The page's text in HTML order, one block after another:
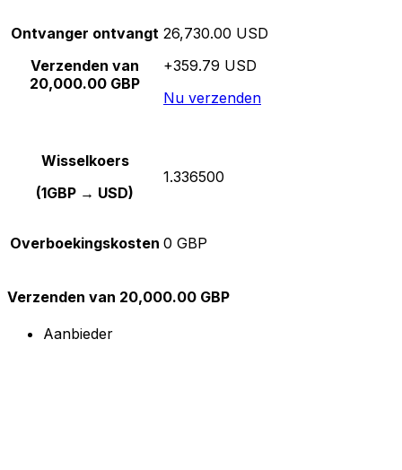
Ontvanger ontvangt
Verzenden van
20,000.00 GBP
26,730.00 USD
+359.79 USD
Nu verzenden
Wisselkoers
(1GBP → USD)
1.336500
Overboekingskosten 0 GBP
Verzenden van 20,000.00 GBP
Aanbieder